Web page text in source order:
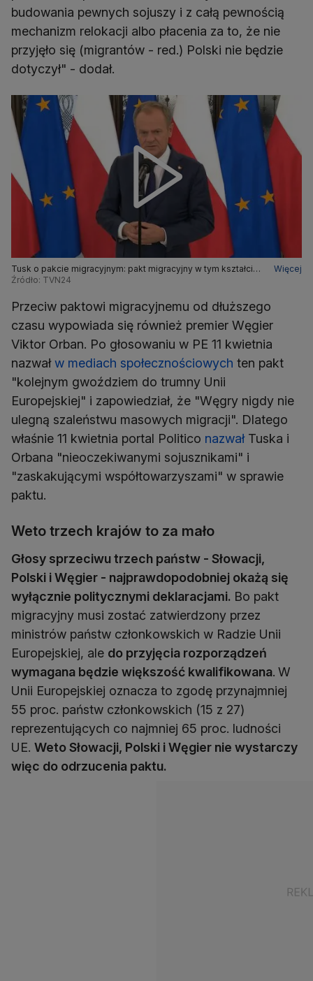
budowania pewnych sojuszy i z całą pewnością
mechanizm relokacji albo płacenia za to, że nie
przyjęło się (migrantów - red.) Polski nie będzie
dotyczył" - dodał.
Tusk o pakcie migracyjnym: pakt migracyjny w tym kształcie
jest nie do przyjęcia dla Polski
Więcej
Źródło: TVN24
Przeciw paktowi migracyjnemu od dłuższego
czasu wypowiada się również premier Węgier
Viktor Orban. Po głosowaniu w PE 11 kwietnia
nazwałw mediach społecznościowych ten pakt
"kolejnym gwoździem do trumny Unii
Europejskiej" i zapowiedział, że "Węgry nigdy nie
ulegną szaleństwu masowych migracji". Dlatego
właśnie 11 kwietnia portal Politico nazwałTuska i
Orbana "nieoczekiwanymi sojusznikami" i
"zaskakującymi współtowarzyszami" w sprawie
paktu.
Weto trzech krajów to za mało
Głosy sprzeciwu trzech państw - Słowacji,
Polski i Węgier - najprawdopodobniej okażą się
wyłącznie politycznymi deklaracjami. Bo pakt
migracyjny musi zostać zatwierdzony przez
ministrów państw członkowskich w Radzie Unii
Europejskiej, ale do przyjęcia rozporządzeń
wymagana będzie większość kwalifikowana. W
Unii Europejskiej oznacza to zgodę przynajmniej
55 proc. państw członkowskich (15 z 27)
reprezentujących co najmniej 65 proc. ludności
UE. Weto Słowacji, Polski i Węgier nie wystarczy
więc do odrzucenia paktu.